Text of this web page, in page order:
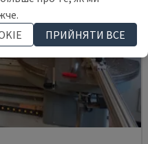
ПРИЙНЯТИ ВСЕ